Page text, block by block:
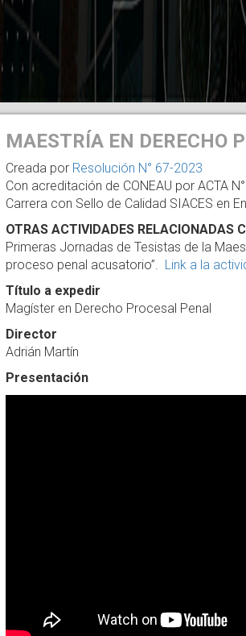
MAESTRÍA EN DERECHO
Creada por Resolución N° 67-2023
Con acreditación de CONEAU por ACTA
Carrera con Sello de Calidad SIACES en
OTRAS ACTIVIDADES RELACIONADAS
Primeras Jornadas de Tesistas de la
proceso penal acusatorio”. Link a la
Título a expedir
Magíster en Derecho Procesal Penal
Director
Adrián Martín
Presentación